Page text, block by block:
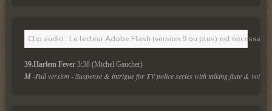
Clip audio : Le lecteur Adobe Flash (version 9 ou plus) est
39.Harlem Fever 3:38 (Michel Gaucher)
M -Full version - Suspense & intrigue for TV police series with talking flute & voice